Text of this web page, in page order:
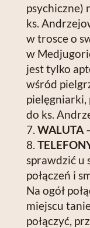
psychiczne)
ks.
w trosce o
w
jest tylko
wśród
pielęgniarki,
do ks.
WALUTA
sprawdzić u
połączeń i
Na ogół
miejscu
połączyć,